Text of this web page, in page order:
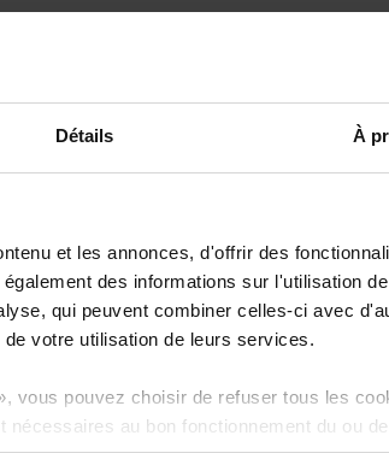
Détails À
et les annonces, d'offrir des
des informations sur l'utilisation
qui peuvent combiner celles-ci avec
votre utilisation de leurs services.
vous pouvez choisir de refuser tous les
au bon fonctionnement du ou